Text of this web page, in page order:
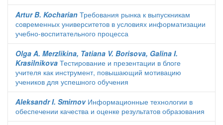
Artur B. Kocharian Требования рынка к выпускникам
современных университетов в условиях информатизации
учебно-воспитательного процесса
Olga A. Merzlikina, Tatiana V. Borisova, Galina I.
Krasilnikova Тестирование и презентации в блоге
учителя как инструмент, повышающий мотивацию
учеников для успешного обучения
Aleksandr I. SmirnovИнформационные технологии в
обеспечении качества и оценке результатов образования